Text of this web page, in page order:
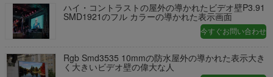
ハイ・コントラストの屋外の導かれたビデオ壁P3.91
SMD1921のフル カラーの導かれた表示画面
今すぐお問い合わせ
Rgb Smd3535 10mmの防水屋外の導かれた表示大き
く大きいビデオ壁の偉大な人